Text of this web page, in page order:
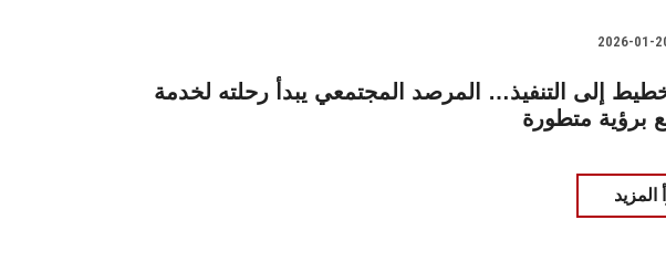
2026-01-
إلى التنفيذ… المرصد المجتمعي يبدأ رحلته لخدمة
برؤية متطورة
المزيد